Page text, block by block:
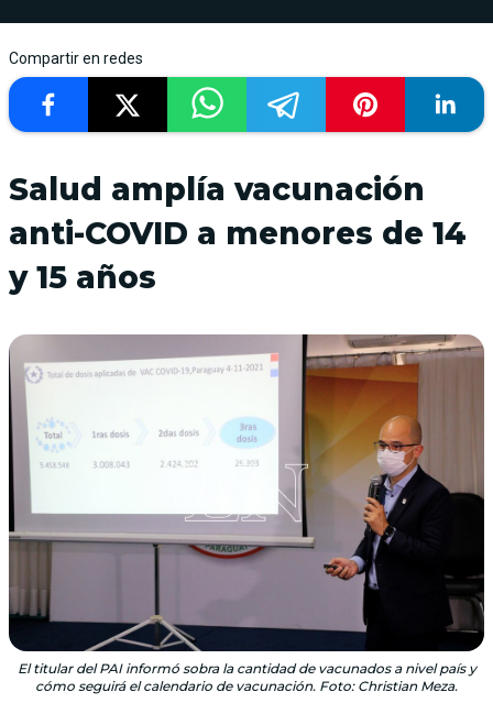
Compartir en redes
Salud amplía vacunación
anti-COVID a menores de 14
y 15 años
El titular del PAI informó sobra la cantidad de vacunados a nivel país y
cómo seguirá el calendario de vacunación. Foto: Christian Meza.